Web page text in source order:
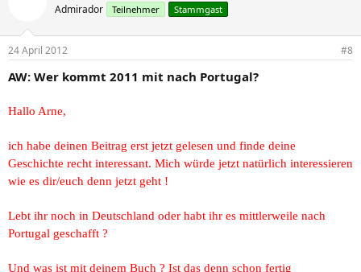
Admirador Teilnehmer Stammgast
24 April 2012 #8
AW: Wer kommt 2011 mit nach Portugal?
Hallo Arne,
ich habe deinen Beitrag erst jetzt gelesen und finde deine
Geschichte recht interessant. Mich würde jetzt natürlich interessieren
wie es dir/euch denn jetzt geht !
Lebt ihr noch in Deutschland oder habt ihr es mittlerweile nach
Portugal geschafft ?
Und was ist mit deinem Buch ? Ist das denn schon fertig